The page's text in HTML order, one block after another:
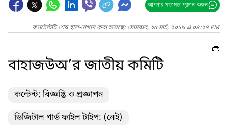
আপনার মতামত প্রদান করুন
কনটেন্টটি শেষ হাল-নাগাদ করা হয়েছে: সোমবার, ২৫ মার্চ, ২০১৯ এ ০৪:২৭ PM
বাহাজউঅ’র জাতীয় কমিটি
কন্টেন্ট: বিজ্ঞপ্তি ও প্রজ্ঞাপন
ডিজিটাল গার্ড ফাইল টাইপ: (নেই)